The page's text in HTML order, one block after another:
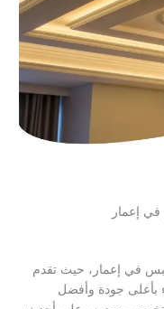
إعمار
في إعمار، حيث تقدم
بأعلى جودة وأفضل